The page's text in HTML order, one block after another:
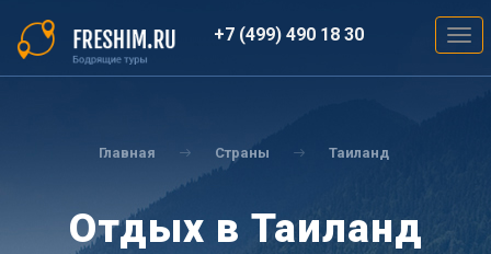
основному
содержанию
+7 (499) 490 18 30
Главная Страны Таиланд
Отдых в Таиланд